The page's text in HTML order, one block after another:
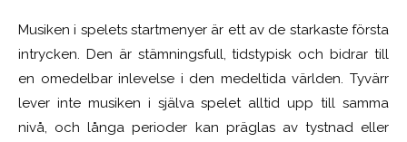
Musiken i spelets startmenyer är ett av de starkaste första
intrycken. Den är stämningsfull, tidstypisk och bidrar till
en omedelbar inlevelse i den medeltida världen. Tyvärr
lever inte musiken i själva spelet alltid upp till samma
nivå, och långa perioder kan präglas av tystnad eller